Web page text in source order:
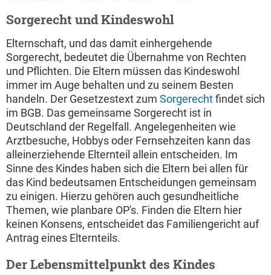
Sorgerecht und Kindeswohl
Elternschaft, und das damit einhergehende
Sorgerecht, bedeutet die Übernahme von Rechten
und Pflichten. Die Eltern müssen das Kindeswohl
immer im Auge behalten und zu seinem Besten
handeln. Der Gesetzestext zum Sorgerechtfindet sich
im BGB. Das gemeinsame Sorgerecht ist in
Deutschland der Regelfall. Angelegenheiten wie
Arztbesuche, Hobbys oder Fernsehzeiten kann das
alleinerziehende Elternteil allein entscheiden. Im
Sinne des Kindes haben sich die Eltern bei allen für
das Kind bedeutsamen Entscheidungen gemeinsam
zu einigen. Hierzu gehören auch gesundheitliche
Themen, wie planbare OP's. Finden die Eltern hier
keinen Konsens, entscheidet das Familiengericht auf
Antrag eines Elternteils.
Der Lebensmittelpunkt des Kindes